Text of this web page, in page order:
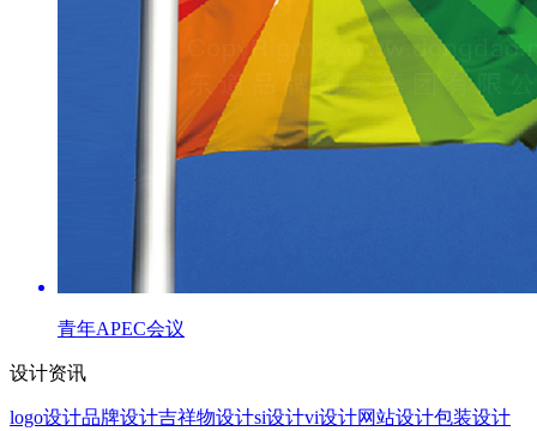
青年APEC会议
设计资讯
logo设计品牌设计吉祥物设计si设计vi设计网站设计包装设计